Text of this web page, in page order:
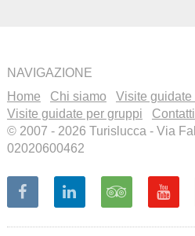
NAVIGAZIONE
Home
Chi siamo
Visite
Visite guidate per gruppi
Contatti
© 2007 - 2026 Turislucca - Via
02020600462